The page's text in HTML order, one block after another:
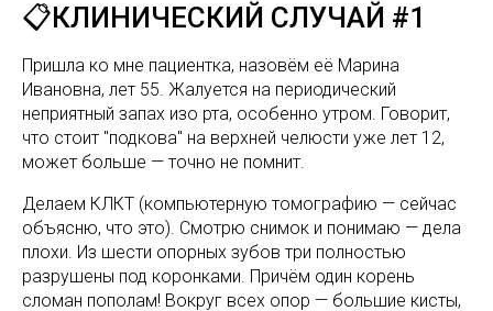
📋КЛИНИЧЕСКИЙ СЛУЧАЙ #1
Пришла ко мне пациентка, назовём её Марина
Ивановна, лет 55. Жалуется на периодический
неприятный запах изо рта, особенно утром. Говорит,
что стоит "подкова" на верхней челюсти уже лет 12,
может больше — точно не помнит.
Делаем КЛКТ (компьютерную томографию — сейчас
объясню, что это). Смотрю снимок и понимаю — дела
плохи. Из шести опорных зубов три полностью
разрушены под коронками. Причём один корень
сломан пополам! Вокруг всех опор — большие кисты,